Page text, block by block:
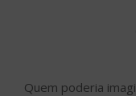
Quem poderia